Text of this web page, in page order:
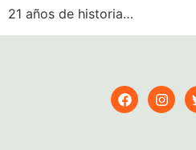
21 años de historia…